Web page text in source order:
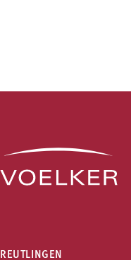
REUTLINGEN